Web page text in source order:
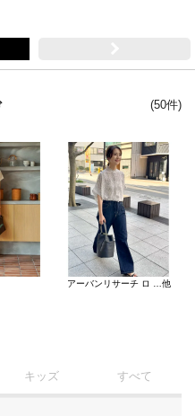
(50件)
アーバンリサーチ ロ …他
キッズ すべて